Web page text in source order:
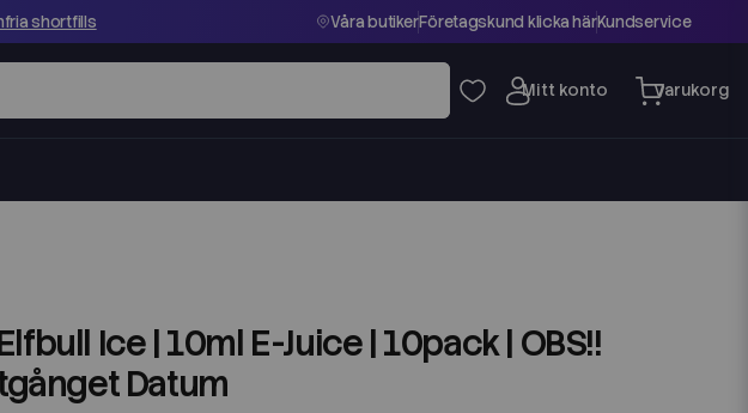
shortfills Våra butikerFöretagskund klicka härKundservice
Ice | 10ml E-Juice | 10pack | OBS!!
Datum